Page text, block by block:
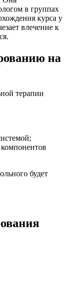
в группах
курса у
влечение к
на
терапии
будет